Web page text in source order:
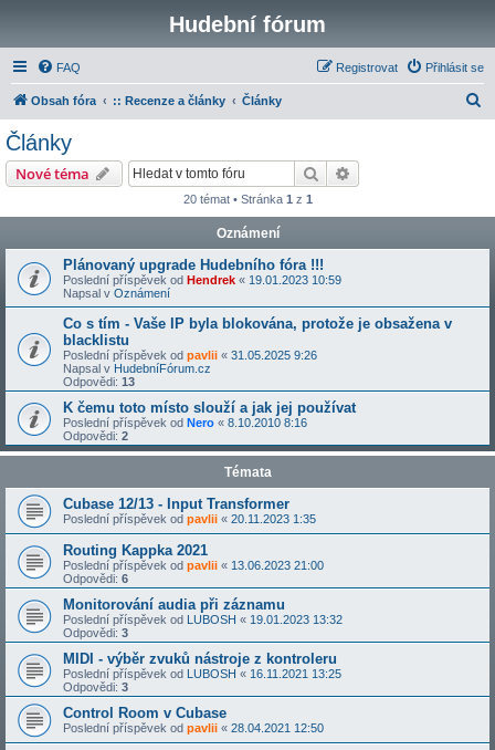
Hudební fórum
FAQ Přihlásit se
Registrovat
Obsah fóra :: Recenze a články Články
Články
Nové téma Hledat
20 témat • Stránka 1 z 1
Oznámení
Plánovaný upgrade Hudebního fóra !!!
Poslední příspěvek od Hendrek « 19.01.2023 10:59
Napsal v Oznámení
Co s tím - Vaše IP byla blokována, protože je obsažena v
blacklistu
Poslední příspěvek od pavlii « 31.05.2025 9:26
Napsal v HudebníFórum.cz
Odpovědi: 13
K čemu toto místo slouží a jak jej používat
Poslední příspěvek od Nero « 8.10.2010 8:16
Odpovědi: 2
Témata
Cubase 12/13 - Input Transformer
Poslední příspěvek od pavlii « 20.11.2023 1:35
Routing Kappka 2021
Poslední příspěvek od pavlii « 13.06.2023 21:00
Odpovědi: 6
Monitorování audia při záznamu
Poslední příspěvek od LUBOSH « 19.01.2023 13:32
Odpovědi: 3
MIDI - výběr zvuků nástroje z kontroleru
Poslední příspěvek od LUBOSH « 16.11.2021 13:25
Odpovědi: 3
Control Room v Cubase
Poslední příspěvek od pavlii « 28.04.2021 12:50